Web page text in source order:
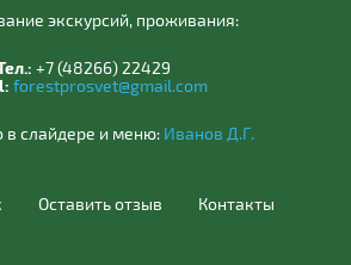
экскурсий, проживания:
+7 (48266) 22429
forestprosvet@gmail.com
в слайдере и меню: Иванов Д.Г.
Оставить отзыв Контакты